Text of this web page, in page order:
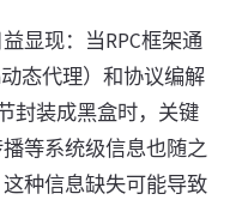
显现：当RPC框架通
态代理）和协议编解
封装成黑盒时，关键
等系统级信息也随之
种信息缺失可能导致